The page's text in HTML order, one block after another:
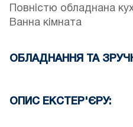
Повністю обладнана
Ванна кімната
ОБЛАДНАННЯ ТА
Кондиціонер
ОПИС ЕКСТЕР'ЄРУ: